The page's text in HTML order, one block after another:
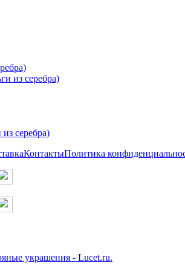
серебра)
КонтактыПолитика
украшения - Lucet.ru.